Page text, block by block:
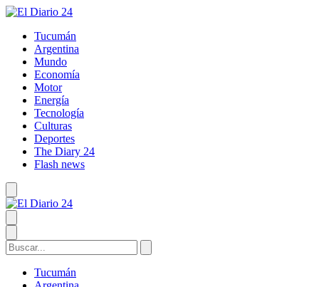
Tucumán
Argentina
Mundo
Economía
Motor
Energía
Tecnología
Culturas
Deportes
The Diary 24
Flash news
Tucumán